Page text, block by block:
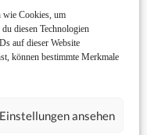
wie Cookies, um
diesen Technologien
auf dieser Website
können bestimmte Merkmale
Einstellungen ansehen
Impressum